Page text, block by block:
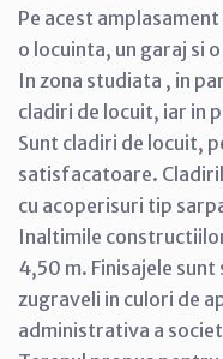
Pe acest
o locuinta, un garaj si
In zona studiata , in
cladiri de locuit, iar in
Sunt cladiri de locuit,
satisfacatoare.
cu acoperisuri tip
Inaltimile
4,50 m. Finisajele
zugraveli in culori de
administrativa a